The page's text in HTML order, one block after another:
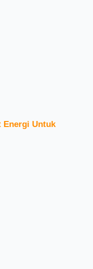
Energi Untuk